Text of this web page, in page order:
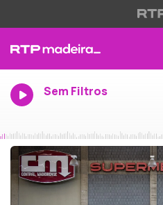
Sem Filtros